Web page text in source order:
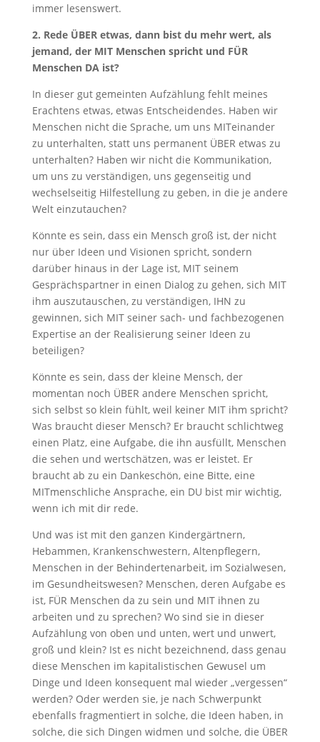
immer lesenswert.
2. Rede ÜBER etwas, dann bist du mehr wert, als
jemand, der MIT Menschen spricht und FÜR
Menschen DA ist?
In dieser gut gemeinten Aufzählung fehlt meines
Erachtens etwas, etwas Entscheidendes. Haben wir
Menschen nicht die Sprache, um uns MITeinander
zu unterhalten, statt uns permanent ÜBER etwas zu
unterhalten? Haben wir nicht die Kommunikation,
um uns zu verständigen, uns gegenseitig und
wechselseitig Hilfestellung zu geben, in die je andere
Welt einzutauchen?
Könnte es sein, dass ein Mensch groß ist, der nicht
nur über Ideen und Visionen spricht, sondern
darüber hinaus in der Lage ist, MIT seinem
Gesprächspartner in einen Dialog zu gehen, sich MIT
ihm auszutauschen, zu verständigen, IHN zu
gewinnen, sich MIT seiner sach- und fachbezogenen
Expertise an der Realisierung seiner Ideen zu
beteiligen?
Könnte es sein, dass der kleine Mensch, der
momentan noch ÜBER andere Menschen spricht,
sich selbst so klein fühlt, weil keiner MIT ihm spricht?
Was braucht dieser Mensch? Er braucht schlichtweg
einen Platz, eine Aufgabe, die ihn ausfüllt, Menschen
die sehen und wertschätzen, was er leistet. Er
braucht ab zu ein Dankeschön, eine Bitte, eine
MITmenschliche Ansprache, ein DU bist mir wichtig,
wenn ich mit dir rede.
Und was ist mit den ganzen Kindergärtnern,
Hebammen, Krankenschwestern, Altenpflegern,
Menschen in der Behindertenarbeit, im Sozialwesen,
im Gesundheitswesen? Menschen, deren Aufgabe es
ist, FÜR Menschen da zu sein und MIT ihnen zu
arbeiten und zu sprechen? Wo sind sie in dieser
Aufzählung von oben und unten, wert und unwert,
groß und klein? Ist es nicht bezeichnend, dass genau
diese Menschen im kapitalistischen Gewusel um
Dinge und Ideen konsequent mal wieder „vergessen“
werden? Oder werden sie, je nach Schwerpunkt
ebenfalls fragmentiert in solche, die Ideen haben, in
solche, die sich Dingen widmen und solche, die ÜBER